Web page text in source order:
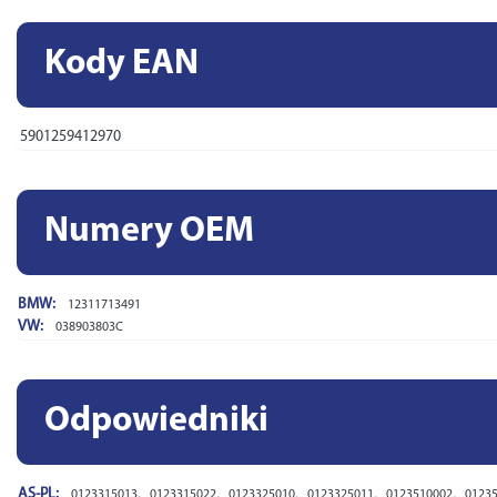
Kody EAN
5901259412970
Numery OEM
BMW: 12311713491
VW: 038903803C
Odpowiedniki